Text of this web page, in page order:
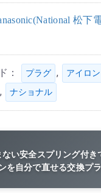
松下
： プラグ , アイロン
, ナショナル
い安全スプリング付き
ンを自分で直せる交換プ